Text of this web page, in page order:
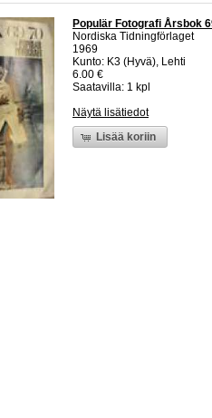
Populär Fotografi Årsbok
Nordiska Tidningförlaget
1969
Kunto: K3 (Hyvä), Lehti
6.00 €
Saatavilla: 1 kpl
Näytä lisätiedot
Lisää koriin